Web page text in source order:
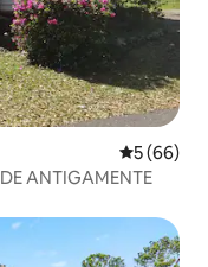
5 de uma
5 (66)
ANTIGAMENTE